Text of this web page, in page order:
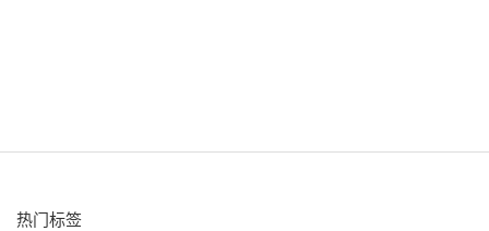
热门标签